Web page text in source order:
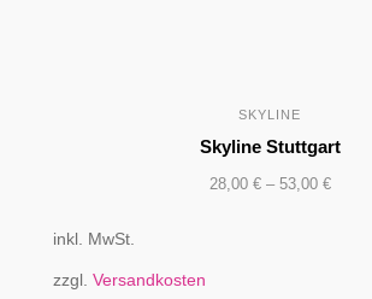
SKYLINE
Skyline Stuttgart
28,00 €– 53,00 €
inkl. MwSt.
zzgl. Versandkosten